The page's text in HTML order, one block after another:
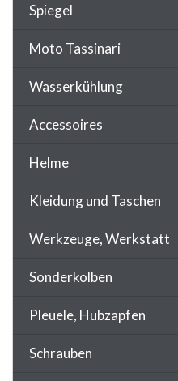
Spiegel
Moto Tassinari
Wasserkühlung
Accessoires
Helme
Kleidung und Taschen
Werkzeuge, Werkstatt
Sonderkolben
Pleuele, Hubzapfen
Schrauben